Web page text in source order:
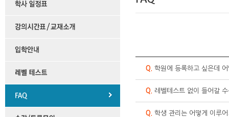
찾아오시는 길
Q. 학원에 등록하고 싶은데
Q. 레벨테스트 없이 들어갈
Q. 학생 관리는 어떻게 이루